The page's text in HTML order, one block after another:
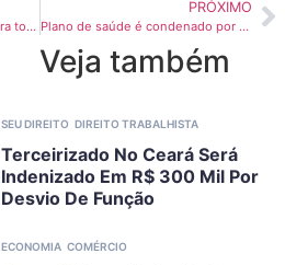
União terá que fazer plano para tornar acessíveis todos os sites federais
PRÓXIMO
Plano de saúde é condenado por negar cirurgia de urgência a paciente no Ceará
Veja também
SEU DIREITO DIREITO TRABALHISTA
Terceirizado No Ceará Será
Indenizado Em R$ 300 Mil Por
Desvio De Função
ECONOMIA COMÉRCIO